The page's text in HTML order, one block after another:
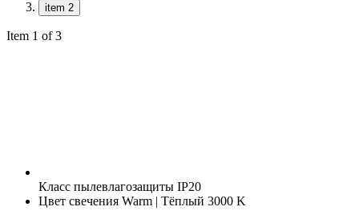
item 2
Item 1 of 3
Класс пылевлагозащиты IP20
Цвет свечения Warm | Тёплый 3000 K